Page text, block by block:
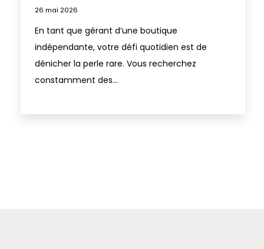
26 mai 2026
En tant que gérant d’une boutique
indépendante, votre défi quotidien est de
dénicher la perle rare. Vous recherchez
constamment des…